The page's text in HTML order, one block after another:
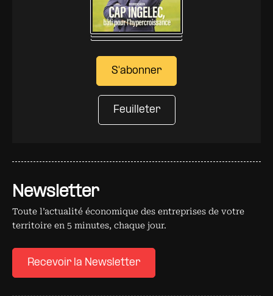
Newsletter
Toute l’actualité économique des entreprises de votre
territoire en 5 minutes, chaque jour.
Recevoir la Newsletter
S'abonner
Feuilleter